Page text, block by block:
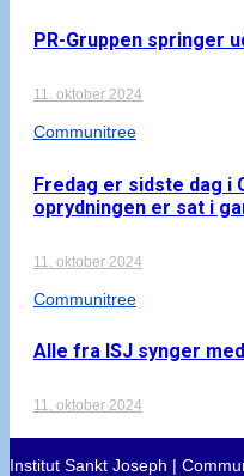
PR-Gruppen springer
11. oktober 2024
Communitree
Fredag er sidste dag i
oprydningen er sat i
11. oktober 2024
Communitree
Alle fra ISJ synger
11. oktober 2024
Institut Sankt Joseph |